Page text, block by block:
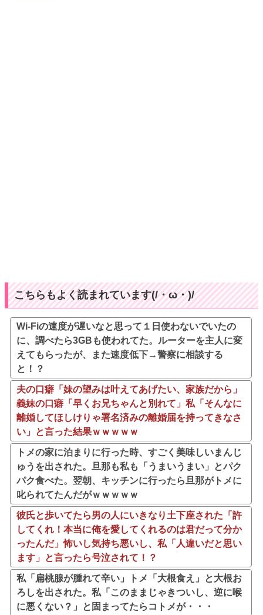
こちらもよく読まれています(/・ω・)/
Wi-Fiの速度が遅いなと思って１日使わないでいたの
に、調べたら3GBも使われてた。ルーターを主人に変
えてもらったが、また速度低下→警察に相談する
と！？
夫の口癖「妹の望みは叶えてあげたい、家族だから」
義妹の口癖「早くお兄ちゃんと別れて」私「そんなに
離婚してほしけりゃ署名済みの離婚届を持ってきなさ
い」と言った結果ｗｗｗｗｗ
トメの家に泊まりに行った時、すごく美味しいまんじ
ゅうを出された。旦那も私も「うまいうまい」とパク
パク食べた。翌朝、キッチンに行ったら旦那がトメに
叱られてたんだがｗｗｗｗｗ
彼氏と歩いてたら男の人にいきなり土下座された「許
してくれ！本当に俺を愛してくれるのは君だって分か
ったんだ」怖いし気持ち悪いし、私「人違いだと思い
ます」と言ったら号泣されて！？
私「扁桃腺が腫れて辛い」トメ「大根食え」と大根お
ろしを出された。私「このままじゃきついし、逆に喉
に悪くない？」と固まってたらコトメが・・・